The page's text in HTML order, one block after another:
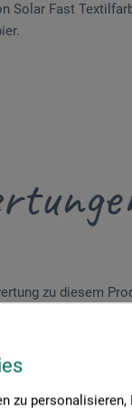
zu
Fast
zu diesem